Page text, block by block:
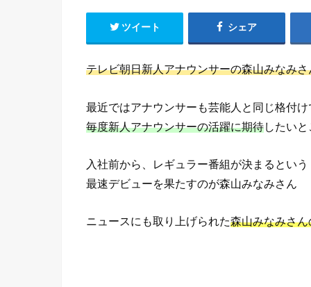
ツイート シェア
テレビ朝日新人アナウンサーの森山みなみさ
最近ではアナウンサーも芸能人と同じ格付
毎度新人アナウンサーの活躍に期待したい
入社前から、レギュラー番組が決まるという
最速デビューを果たすのが森山みなみさん
ニュースにも取り上げられた森山みなみさ